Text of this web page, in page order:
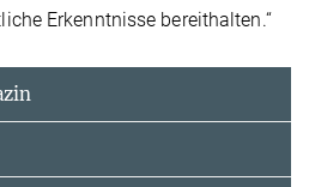
Erkenntnisse bereithalten.“